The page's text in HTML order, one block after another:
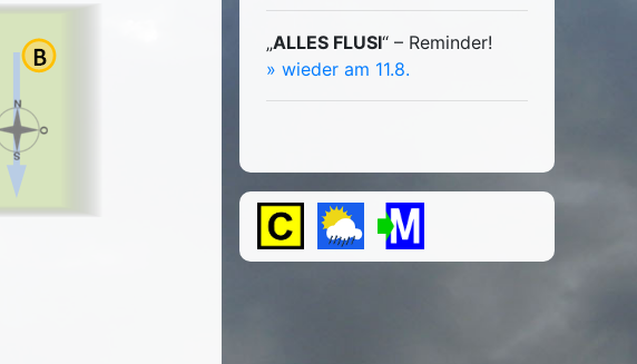
„ALLES FLUSI“ – Reminder!
» wieder am 11.8.